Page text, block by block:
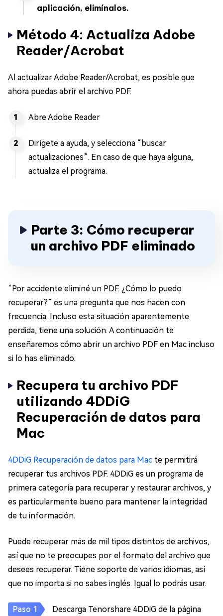
aplicación, elimínalos.
Método 4: Actualiza Adobe
Reader/Acrobat
Al actualizar Adobe Reader/Acrobat, es posible que
ahora puedas abrir el archivo PDF.
Abre Adobe Reader
Dirígete a ayuda, y selecciona “buscar
actualizaciones”. En caso de que haya alguna,
actualiza el programa.
Parte 3: Cómo recuperar
un archivo PDF eliminado
“Por accidente eliminé un PDF. ¿Cómo lo puedo
recuperar?” es una pregunta que nos hacen con
frecuencia. Incluso esta situación aparentemente
perdida, tiene una solución. A continuación te
enseñaremos cómo abrir un archivo PDF en Mac incluso
si lo has eliminado.
Recupera tu archivo PDF
utilizando 4DDiG
Recuperación de datos para
Mac
4DDiG Recuperación de datos para Mac te permitirá
recuperar tus archivos PDF. 4DDiG es un programa de
primera categoría para recuperar y restaurar archivos, y
es particularmente bueno para mantener la integridad
de tu información.
Puede recuperar más de mil tipos distintos de archivos,
así que no te preocupes por el formato del archivo que
desees recuperar. Tiene soporte de varios idiomas, así
que no importa si no sabes inglés. Igual lo podrás usar.
Descarga Tenorshare 4DDiG de la página